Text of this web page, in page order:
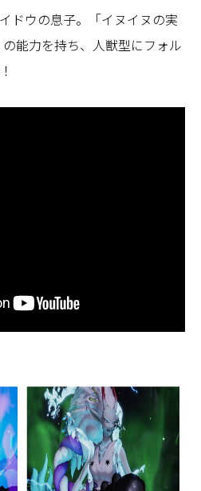
ドウの息子。「イヌイヌの実
能力を持ち、人獣型にフォル